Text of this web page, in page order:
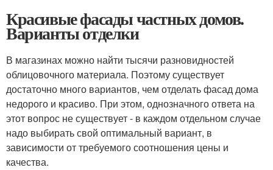
Красивые фасады частных домов.
Варианты отделки
В магазинах можно найти тысячи разновидностей
облицовочного материала. Поэтому существует
достаточно много вариантов, чем отделать фасад дома
недорого и красиво. При этом, однозначного ответа на
этот вопрос не существует - в каждом отдельном случае
надо выбирать свой оптимальный вариант, в
зависимости от требуемого соотношения цены и
качества.